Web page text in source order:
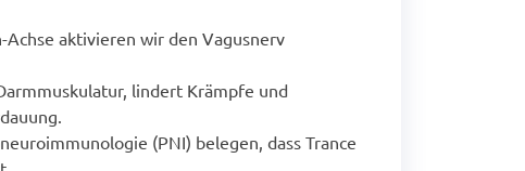
Achse aktivieren wir den Vagusnerv
lindert Krämpfe und
(PNI) belegen, dass Trance